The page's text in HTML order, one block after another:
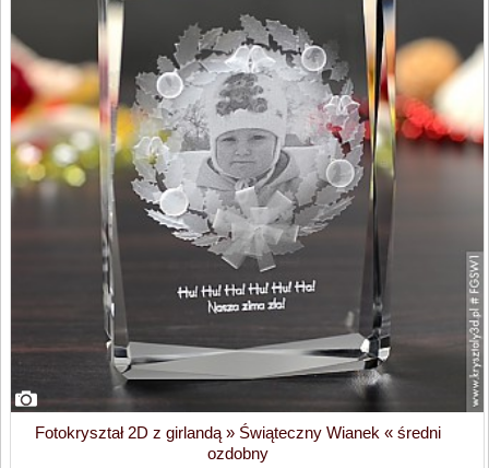
Fotokryształ 2D z girlandą » Świąteczny Wianek « średni
ozdobny